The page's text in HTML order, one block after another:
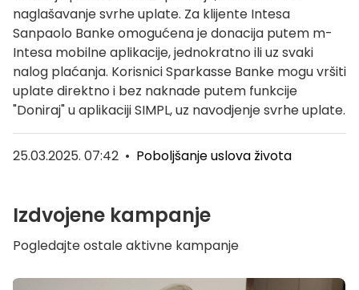
naglašavanje svrhe uplate. Za klijente Intesa
Sanpaolo Banke omogućena je donacija putem m-
Intesa mobilne aplikacije, jednokratno ili uz svaki
nalog plaćanja. Korisnici Sparkasse Banke mogu vršiti
uplate direktno i bez naknade putem funkcije
"Doniraj" u aplikaciji SIMPL, uz navodjenje svrhe uplate.
25.03.2025. 07:42 • Poboljšanje uslova života
Izdvojene kampanje
Pogledajte ostale aktivne kampanje